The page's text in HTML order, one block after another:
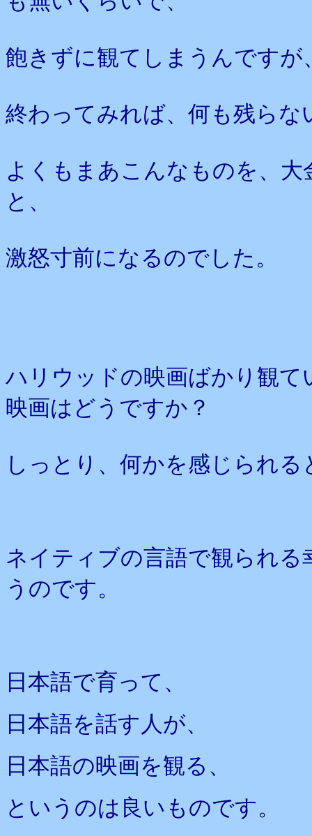
飽きずに観てしまうんですが
終わってみれば、何も残らな
よくもまあこんなものを、
と、
激怒寸前になるのでした。
ハリウッドの映画ばかり観
映画はどうですか？
しっとり、何かを感じられ
ネイティブの言語で観られ
うのです。
日本語で育って、
日本語を話す人が、
日本語の映画を観る、
というのは良いものです。